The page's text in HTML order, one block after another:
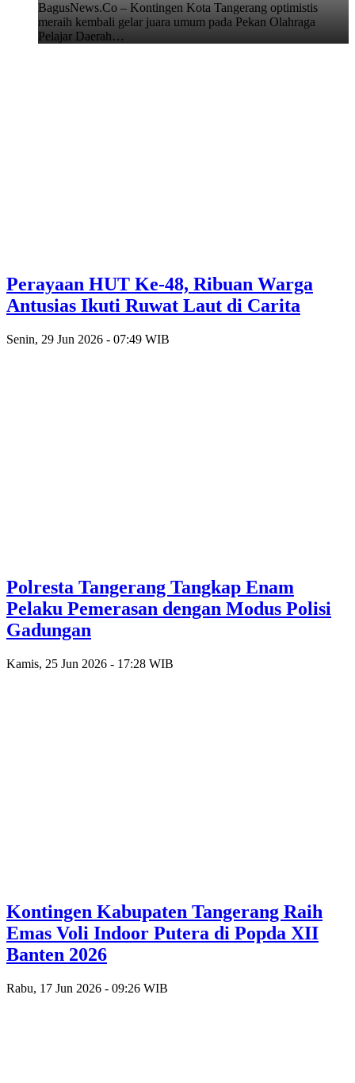
BagusNews.Co – Kontingen Kota Tangerang optimistis
meraih kembali gelar juara umum pada Pekan Olahraga
Pelajar Daerah…
Perayaan HUT Ke-48, Ribuan Warga
Antusias Ikuti Ruwat Laut di Carita
Senin, 29 Jun 2026 - 07:49 WIB
Polresta Tangerang Tangkap Enam
Pelaku Pemerasan dengan Modus Polisi
Gadungan
Kamis, 25 Jun 2026 - 17:28 WIB
Kontingen Kabupaten Tangerang Raih
Emas Voli Indoor Putera di Popda XII
Banten 2026
Rabu, 17 Jun 2026 - 09:26 WIB